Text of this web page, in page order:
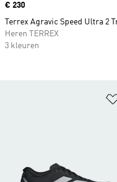
Price
€ 230
Terrex Agravic Speed Ultra 2
Heren TERREX
3 kleuren